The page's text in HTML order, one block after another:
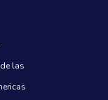
las